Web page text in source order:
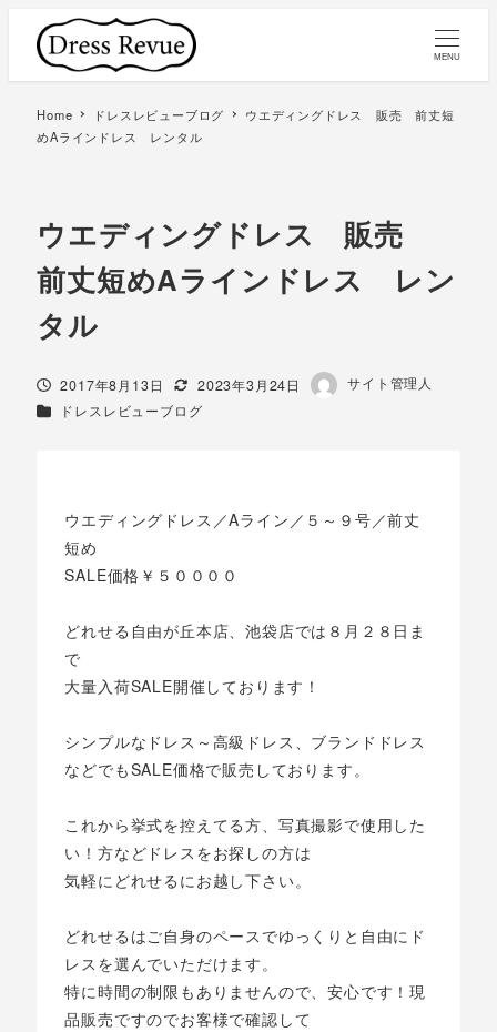
MENU
Home ドレスレビューブログ
ウエディングドレス 販売 前丈短
めAラインドレス レンタル
ウエディングドレス 販売
前丈短めAラインドレス レン
タル
投稿日
2017年8月13日 更新日
2023年3月24日
著
サイト管理人
カテゴリー
ドレスレビューブログ
ウエディングドレス／Aライン／５～９号／前丈
短め
SALE価格￥５００００
どれせる自由が丘本店、池袋店では８月２８日ま
で
大量入荷SALE開催しております！
シンプルなドレス～高級ドレス、ブランドドレス
などでもSALE価格で販売しております。
これから挙式を控えてる方、写真撮影で使用した
い！方などドレスをお探しの方は
気軽にどれせるにお越し下さい。
どれせるはご自身のペースでゆっくりと自由にド
レスを選んでいただけます。
特に時間の制限もありませんので、安心です！現
品販売ですのでお客様で確認して